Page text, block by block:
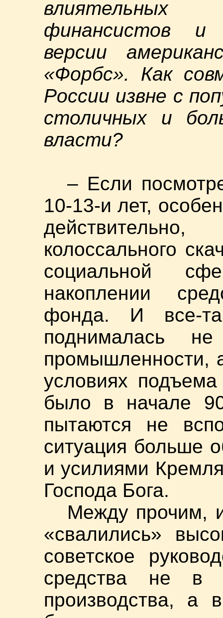
финансистов и
версии
«Форбс». Как
России извне с
столичных и
власти?
– Если
10-13-и лет,
колоссального
социальной
накоплении
фонда. И все-
поднималась
промышленности,
условиях
было в начале
пытаются не
ситуация больше
и усилиями
Господа Бога.
Между прочим,
«свалились»
советское
средства не в
производства, а